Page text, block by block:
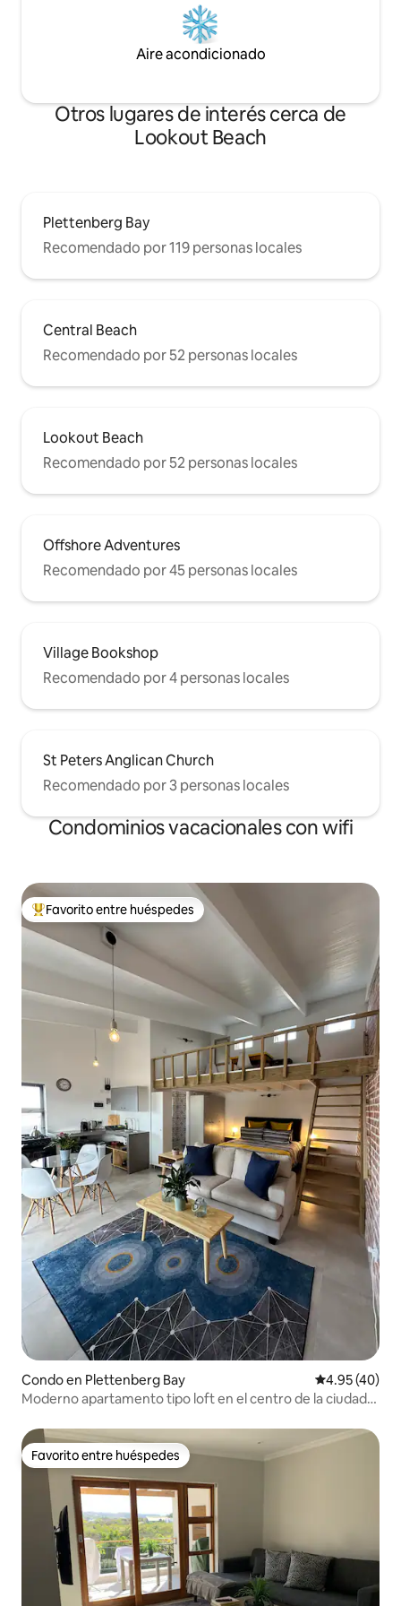
Aire acondicionado
Otros lugares de interés cerca de
Lookout Beach
Plettenberg Bay
Recomendado por 119 personas locales
Central Beach
Recomendado por 52 personas locales
Lookout Beach
Recomendado por 52 personas locales
Offshore Adventures
Recomendado por 45 personas locales
Village Bookshop
Recomendado por 4 personas locales
St Peters Anglican Church
Recomendado por 3 personas locales
Condominios vacacionales con wifi
Favorito entre huéspedes preferido
Favorito entre huéspedes
Condo en Plettenberg Bay Calificación
4.95 (40)
Moderno apartamento tipo loft en el centro de la ciudad
Favorito entre huéspedes
Favorito entre huéspedes